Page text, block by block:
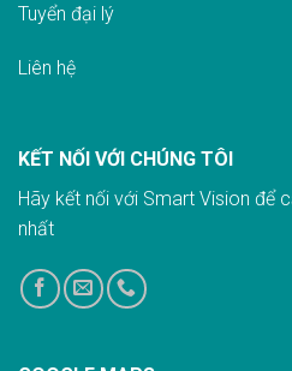
Tuyển đại lý
Liên hệ
KẾT NỐI VỚI CHÚNG TÔI
Hãy kết nối với Smart Vision để
nhất